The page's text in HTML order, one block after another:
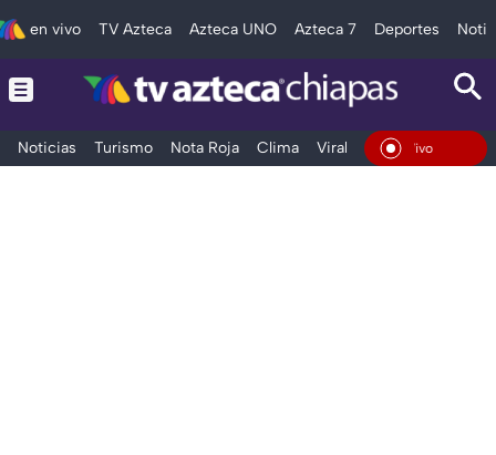
en vivo TV Azteca Azteca UNO Azteca 7 Deportes
Noticias Turismo Nota Roja Clima Viral y Tendencia
En Vivo